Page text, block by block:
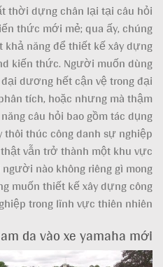
thời dựng chân lại tại câu hỏi
thức mới mẻ; qua ấy, chúng
năng để thiết kế xây dựng
kiến thức. Người muốn dùng
dương hết cận vệ trong đại
tích, hoặc nhưng mà thậm
câu hỏi bao gồm tác dụng
thúc công danh sự nghiệp
vẫn trở thành một khu vực
nào không riêng gì mong
muốn thiết kế xây dựng công
trong lĩnh vực thiên nhiên.
da vào xe yamaha mới?